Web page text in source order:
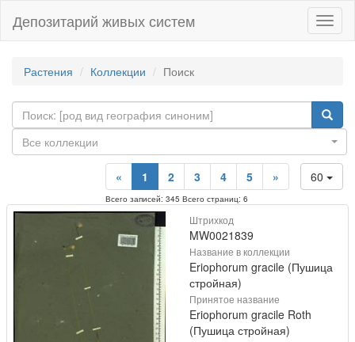
Депозитарий живых систем
Растения Коллекции Поиск
Все коллекции
60
« 1 2 3 4 5 »
Всего записей: 345 Всего страниц: 6
Штрихкод
MW0021839
Название в коллекции
Eriophorum gracile (Пушица
стройная)
Принятое название
Eriophorum gracile Roth
(Пушица стройная)